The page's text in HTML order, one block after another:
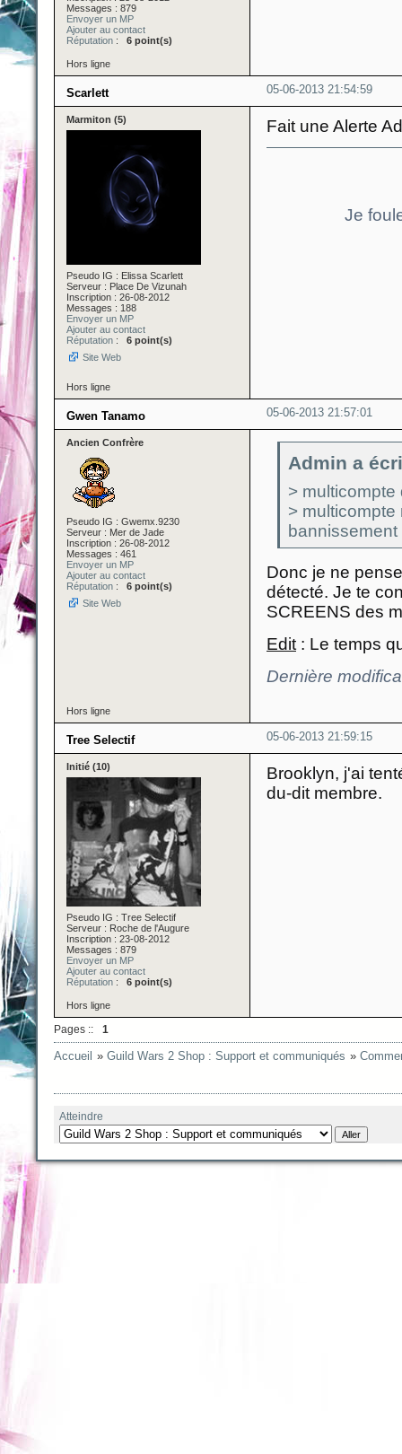
Messages : 879
Envoyer un MP
Ajouter au contact
Réputation : 6 point(s)
Hors ligne
05-06-2013 21:54:59
Scarlett
Marmiton (5)
Pseudo IG : Elissa Scarlett
Serveur : Place De Vizunah
Inscription : 26-08-2012
Messages : 188
Envoyer un MP
Ajouter au contact
Réputation : 6 point(s)
Site Web
Fait une Alerte
Je
Hors ligne
05-06-2013 21:57:01
Gwen Tanamo
Ancien Confrère
Pseudo IG : Gwemx.9230
Serveur : Mer de Jade
Inscription : 26-08-2012
Messages : 461
Envoyer un MP
Ajouter au contact
Réputation : 6 point(s)
Site Web
Admin a
>
>
Donc je ne
détecté. Je te
SCREENS des
Edit : Le temps
Dernière
Hors ligne
05-06-2013 21:59:15
Tree Selectif
Initié (10)
Pseudo IG : Tree Selectif
Serveur : Roche de l'Augure
Inscription : 23-08-2012
Messages : 879
Envoyer un MP
Ajouter au contact
Réputation : 6 point(s)
Brooklyn, j'ai
du-dit membre.
Hors ligne
Pages :: 1
Accueil »Guild Wars 2 Shop : Support et communiqués »
Atteindre